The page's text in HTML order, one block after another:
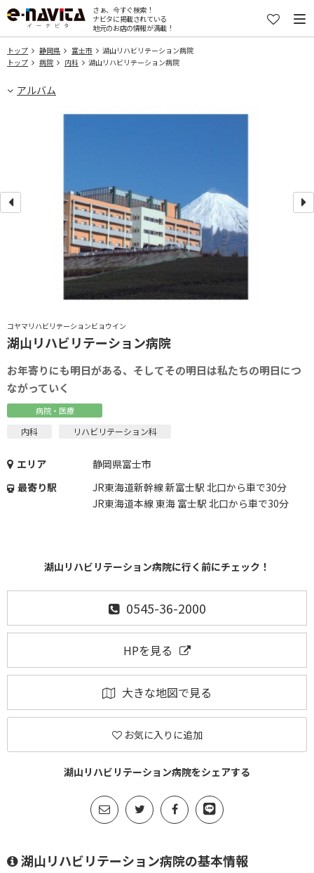
さぁ、今すぐ検索！
ナビタに掲載されている
地元のお店の情報が満載！
トップ 静岡県 富士市
湖山リハビリテーション病院
トップ
病院 内科 湖山リハビリテーション病院
アルバム
コヤマリハビリテーションビョウイン
湖山リハビリテーション病院
お年寄りにも明日がある、そしてその明日は私たちの明日につ
ながっていく
病院・医療
内科 リハビリテーション科
エリア
静岡県富士市
最寄り駅
JR東海道新幹線 新富士駅 北口から車で30分
JR東海道本線 東海 富士駅 北口から車で30分
湖山リハビリテーション病院に行く前にチェック！
0545-36-2000
HPを見る
大きな地図で見る
お気に入りに追加
湖山リハビリテーション病院をシェアする
湖山リハビリテーション病院の基本情報